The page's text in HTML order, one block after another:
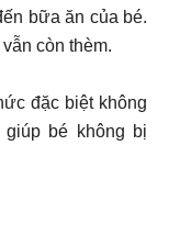
bữa ăn của bé.
còn thèm.
đặc biệt không
bé không bị